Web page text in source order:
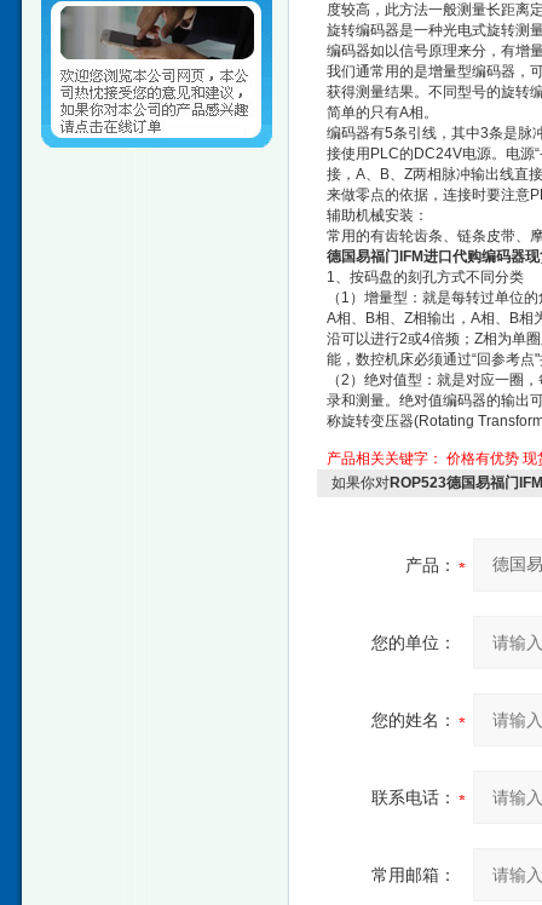
度较高，此方法一般测量长距离
旋转编码器是一种光电式旋转测
编码器如以信号原理来分，有增
我们通常用的是增量型编码器，
获得测量结果。不同型号的旋转
简单的只有A相。
编码器有5条引线，其中3条是脉
接使用PLC的DC24V电源。电源
接，A、B、Z两相脉冲输出线直
来做零点的依据，连接时要注意
辅助机械安装：
常用的有齿轮齿条、链条皮带、
德国易福门IFM进口代购编码器现
1、按码盘的刻孔方式不同分类
（1）增量型：就是每转过单位
A相、B相、Z相输出，A相、B相
沿可以进行2或4倍频；Z相为单
能，数控机床必须通过“回参考
（2）绝对值型：就是对应一圈
录和测量。绝对值编码器的输出
称旋转变压器(Rotating
产品相关关键字： 价格有优势 现
如果你对ROP523德国易福门
产品：
您的单位：
您的姓名：
联系电话：
常用邮箱：